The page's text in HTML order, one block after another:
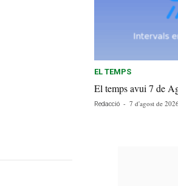
EL TEMPS
El temps avui 7 de
Redacció - 7 d'agost de 2026